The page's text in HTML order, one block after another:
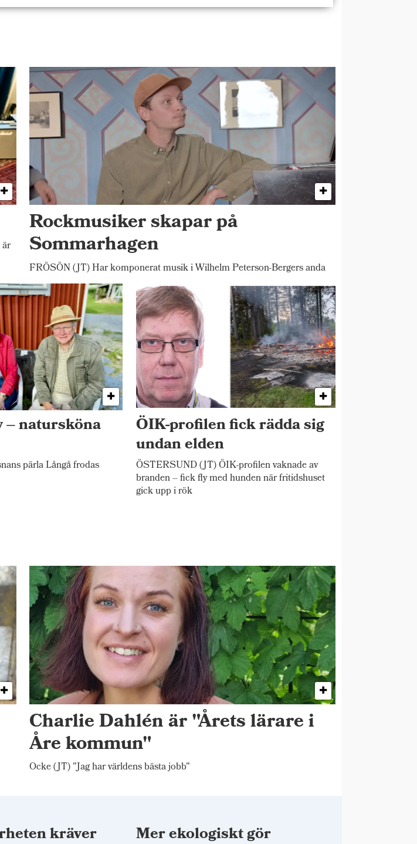
Rockmusiker skapar på
Sommarhagen
FRÖSÖN (JT) Har komponerat musik i Wilhelm Peterson-Bergers anda
– natursköna
pärla Långå frodas
ÖIK-profilen fick rädda sig
undan elden
ÖSTERSUND (JT) ÖIK-profilen vaknade av
branden – fick fly med hunden när fritidshuset
gick upp i rök
Charlie Dahlén är "Årets lärare i
Åre kommun"
Ocke (JT) "Jag har världens bästa jobb"
kräver Mer ekologiskt gör